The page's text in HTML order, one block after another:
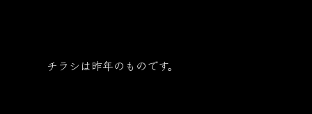
チラシは昨年のものです。